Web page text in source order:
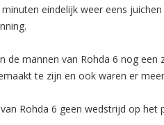
eindelijk weer eens
mannen van Rohda 6 nog een
te zijn en ook waren er
Rohda 6 geen wedstrijd op het